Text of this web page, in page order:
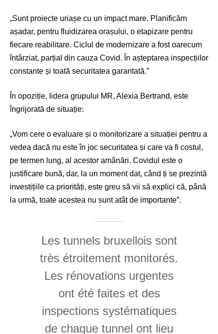
„Sunt proiecte uriașe cu un impact mare. Planificăm
așadar, pentru fluidizarea orașului, o etapizare pentru
fiecare reabilitare. Ciclul de modernizare a fost oarecum
întârziat, parțial din cauza Covid. În așteptarea inspecțiilor
constante și toată securitatea garantată.”
În opoziție, lidera grupului MR, Alexia Bertrand, este
îngrijorată de situație:
„Vom cere o evaluare și o monitorizare a situației pentru a
vedea dacă nu este în joc securitatea și care va fi costul,
pe termen lung, al acestor amânări. Covidul este o
justificare bună, dar, la un moment dat, când ți se prezintă
investițiile ca priorități, este greu să vii să explici că, până
la urmă, toate acestea nu sunt atât de importante”.
Les tunnels bruxellois sont
très étroitement monitorés.
Les rénovations urgentes
ont été faites et des
inspections systématiques
de chaque tunnel ont lieu